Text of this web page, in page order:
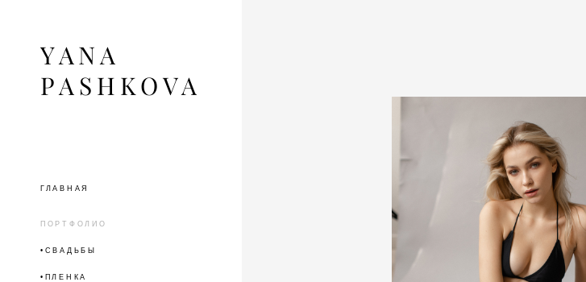
YANA
PASHKOVA
ГЛАВНАЯ
ПОРТФОЛИО
•СВАДЬБЫ
•ПЛЕНКА